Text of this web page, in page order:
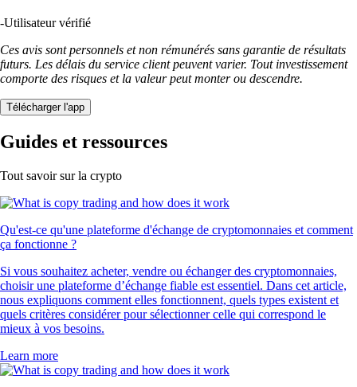
-Utilisateur vérifié
Ces avis sont personnels et non rémunérés sans garantie de résultats
futurs. Les délais du service client peuvent varier. Tout investissement
comporte des risques et la valeur peut monter ou descendre.
Télécharger l'app
Guides et ressources
Tout savoir sur la crypto
Qu'est-ce qu'une plateforme d'échange de cryptomonnaies et comment
ça fonctionne ?
Si vous souhaitez acheter, vendre ou échanger des cryptomonnaies,
choisir une plateforme d’échange fiable est essentiel. Dans cet article,
nous expliquons comment elles fonctionnent, quels types existent et
quels critères considérer pour sélectionner celle qui correspond le
mieux à vos besoins.
Learn more